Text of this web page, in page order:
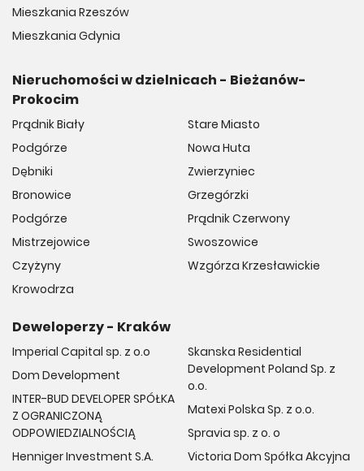
Mieszkania Rzeszów
Mieszkania Gdynia
Nieruchomości w dzielnicach - Bieżanów-
Prokocim
Prądnik Biały
Podgórze
Dębniki
Bronowice
Podgórze
Mistrzejowice
Czyżyny
Krowodrza
Stare Miasto
Nowa Huta
Zwierzyniec
Grzegórzki
Prądnik Czerwony
Swoszowice
Wzgórza Krzesławickie
Deweloperzy - Kraków
Imperial Capital sp. z o.o
Dom Development
INTER-BUD DEVELOPER SPÓŁKA
Z OGRANICZONĄ
ODPOWIEDZIALNOŚCIĄ
Henniger Investment S.A.
Skanska Residential
Development Poland Sp. z
o.o.
Matexi Polska Sp. z o.o.
Spravia sp. z o. o
Victoria Dom Spółka Akcyjna